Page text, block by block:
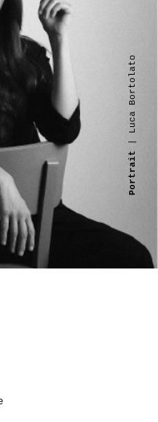
Portrait
| Luca Bortolato